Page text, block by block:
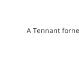
A Tennant